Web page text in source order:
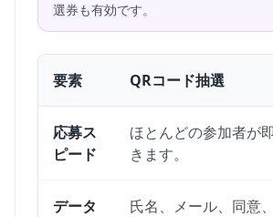
選券も有効です。
要素 QRコード抽選
応募ス
ピード
ほとんどの参加者が
きます。
データ
氏名、メール、同意